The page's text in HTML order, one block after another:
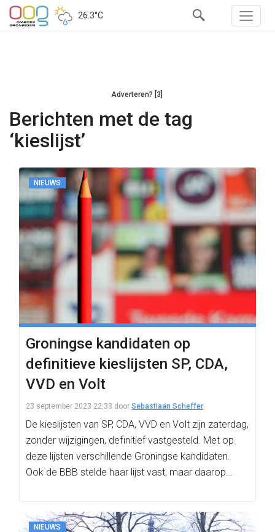
26.3°C
Adverteren? [3]
Berichten met de tag
‘kieslijst’
NIEUWS
Groningse kandidaten op
definitieve kieslijsten SP, CDA,
VVD en Volt
23 september 2023 22:33 door Sebastiaan Scheffer
De kieslijsten van SP, CDA, VVD en Volt zijn zaterdag,
zonder wijzigingen, definitief vastgesteld. Met op
deze lijsten verschillende Groningse kandidaten.
Ook de BBB stelde haar lijst vast, maar daarop…
NIEUWS